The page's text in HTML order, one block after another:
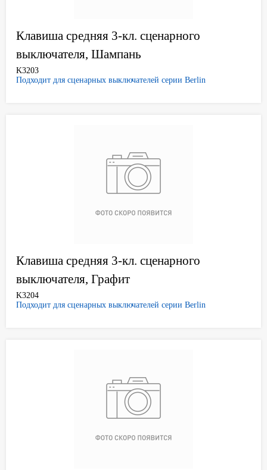
Клавиша средняя 3-кл. сценарного
выключателя, Шампань
K3203
Подходит для сценарных выключателей серии Berlin
Клавиша средняя 3-кл. сценарного
выключателя, Графит
K3204
Подходит для сценарных выключателей серии Berlin